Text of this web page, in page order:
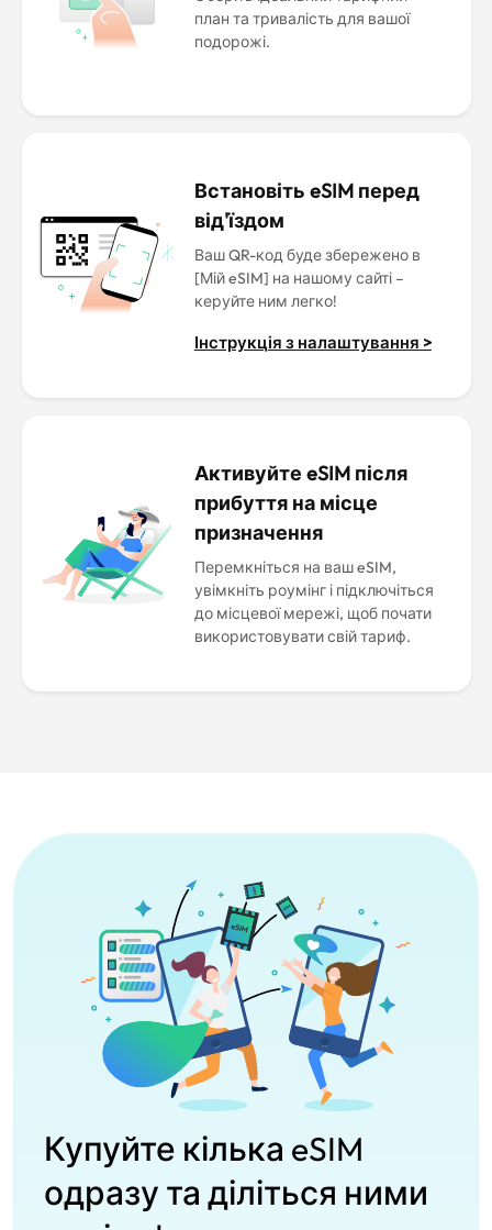
план та тривалість для вашої
подорожі.
Встановіть eSIM перед
від'їздом
Ваш QR-код буде збережено в
[Мій eSIM] на нашому сайті –
керуйте ним легко!
Інструкція з налаштування >
Активуйте eSIM після
прибуття на місце
призначення
Перемкніться на ваш eSIM,
увімкніть роумінг і підключіться
до місцевої мережі, щоб почати
використовувати свій тариф.
Купуйте кілька eSIM
одразу та діліться ними